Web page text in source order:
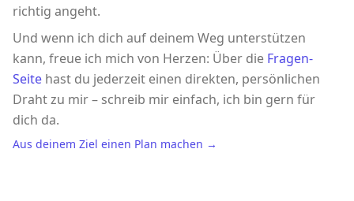
richtig angeht.
Und wenn ich dich auf deinem Weg unterstützen
kann, freue ich mich von Herzen: Über die Fragen-
Seite hast du jederzeit einen direkten, persönlichen
Draht zu mir – schreib mir einfach, ich bin gern für
dich da.
Aus deinem Ziel einen Plan machen →